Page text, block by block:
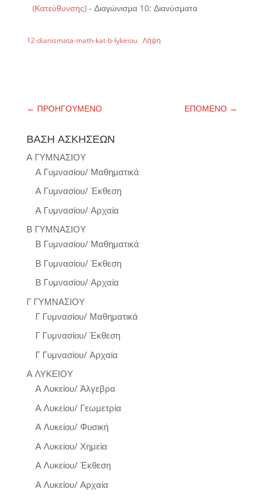
(Κατεύθυνσης)- Διαγώνισμα 10: Διανύσματα
12-dianismata-math-kat-b-lykeiou Λήψη
← ΠΡΟΗΓΟΥΜΕΝΟ ΕΠΟΜΕΝΟ →
ΒΑΣΗ ΑΣΚΗΣΕΩΝ
Α ΓΥΜΝΑΣΙΟΥ
Α Γυμνασίου/ Μαθηματικά
Α Γυμνασίου/ Έκθεση
Α Γυμνασίου/ Αρχαία
Β ΓΥΜΝΑΣΙΟΥ
Β Γυμνασίου/ Μαθηματικά
Β Γυμνασίου/ Έκθεση
Β Γυμνασίου/ Αρχαία
Γ ΓΥΜΝΑΣΙΟΥ
Γ Γυμνασίου/ Μαθηματικά
Γ Γυμνασίου/ Έκθεση
Γ Γυμνασίου/ Αρχαία
Α ΛΥΚΕΙΟΥ
Α Λυκείου/ Άλγεβρα
Α Λυκείου/ Γεωμετρία
Α Λυκείου/ Φυσική
Α Λυκείου/ Χημεία
Α Λυκείου/ Έκθεση
Α Λυκείου/ Αρχαία